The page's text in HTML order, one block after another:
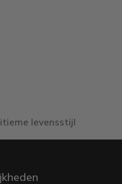
levensstijl